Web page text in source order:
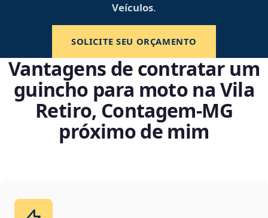
Veículos.
SOLICITE SEU ORÇAMENTO
Vantagens de contratar um
guincho para moto na Vila
Retiro, Contagem‑MG
próximo de mim